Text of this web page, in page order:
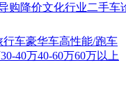
购降价文化行业二手车
行车豪华车高性能/跑车
30-40万40-60万60万以上